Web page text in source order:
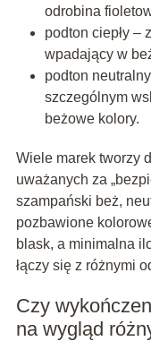
odrobina
podton ciepły –
wpadający w
podton
szczególnym
beżowe kolory.
Wiele marek tworzy
uważanych za
szampański beż,
pozbawione
blask, a minimalna
łączy się z różnymi
Czy
na wygląd